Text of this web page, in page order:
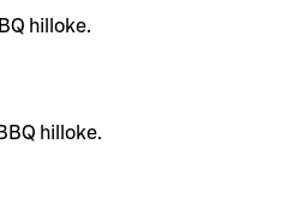
hilloke.
hilloke.